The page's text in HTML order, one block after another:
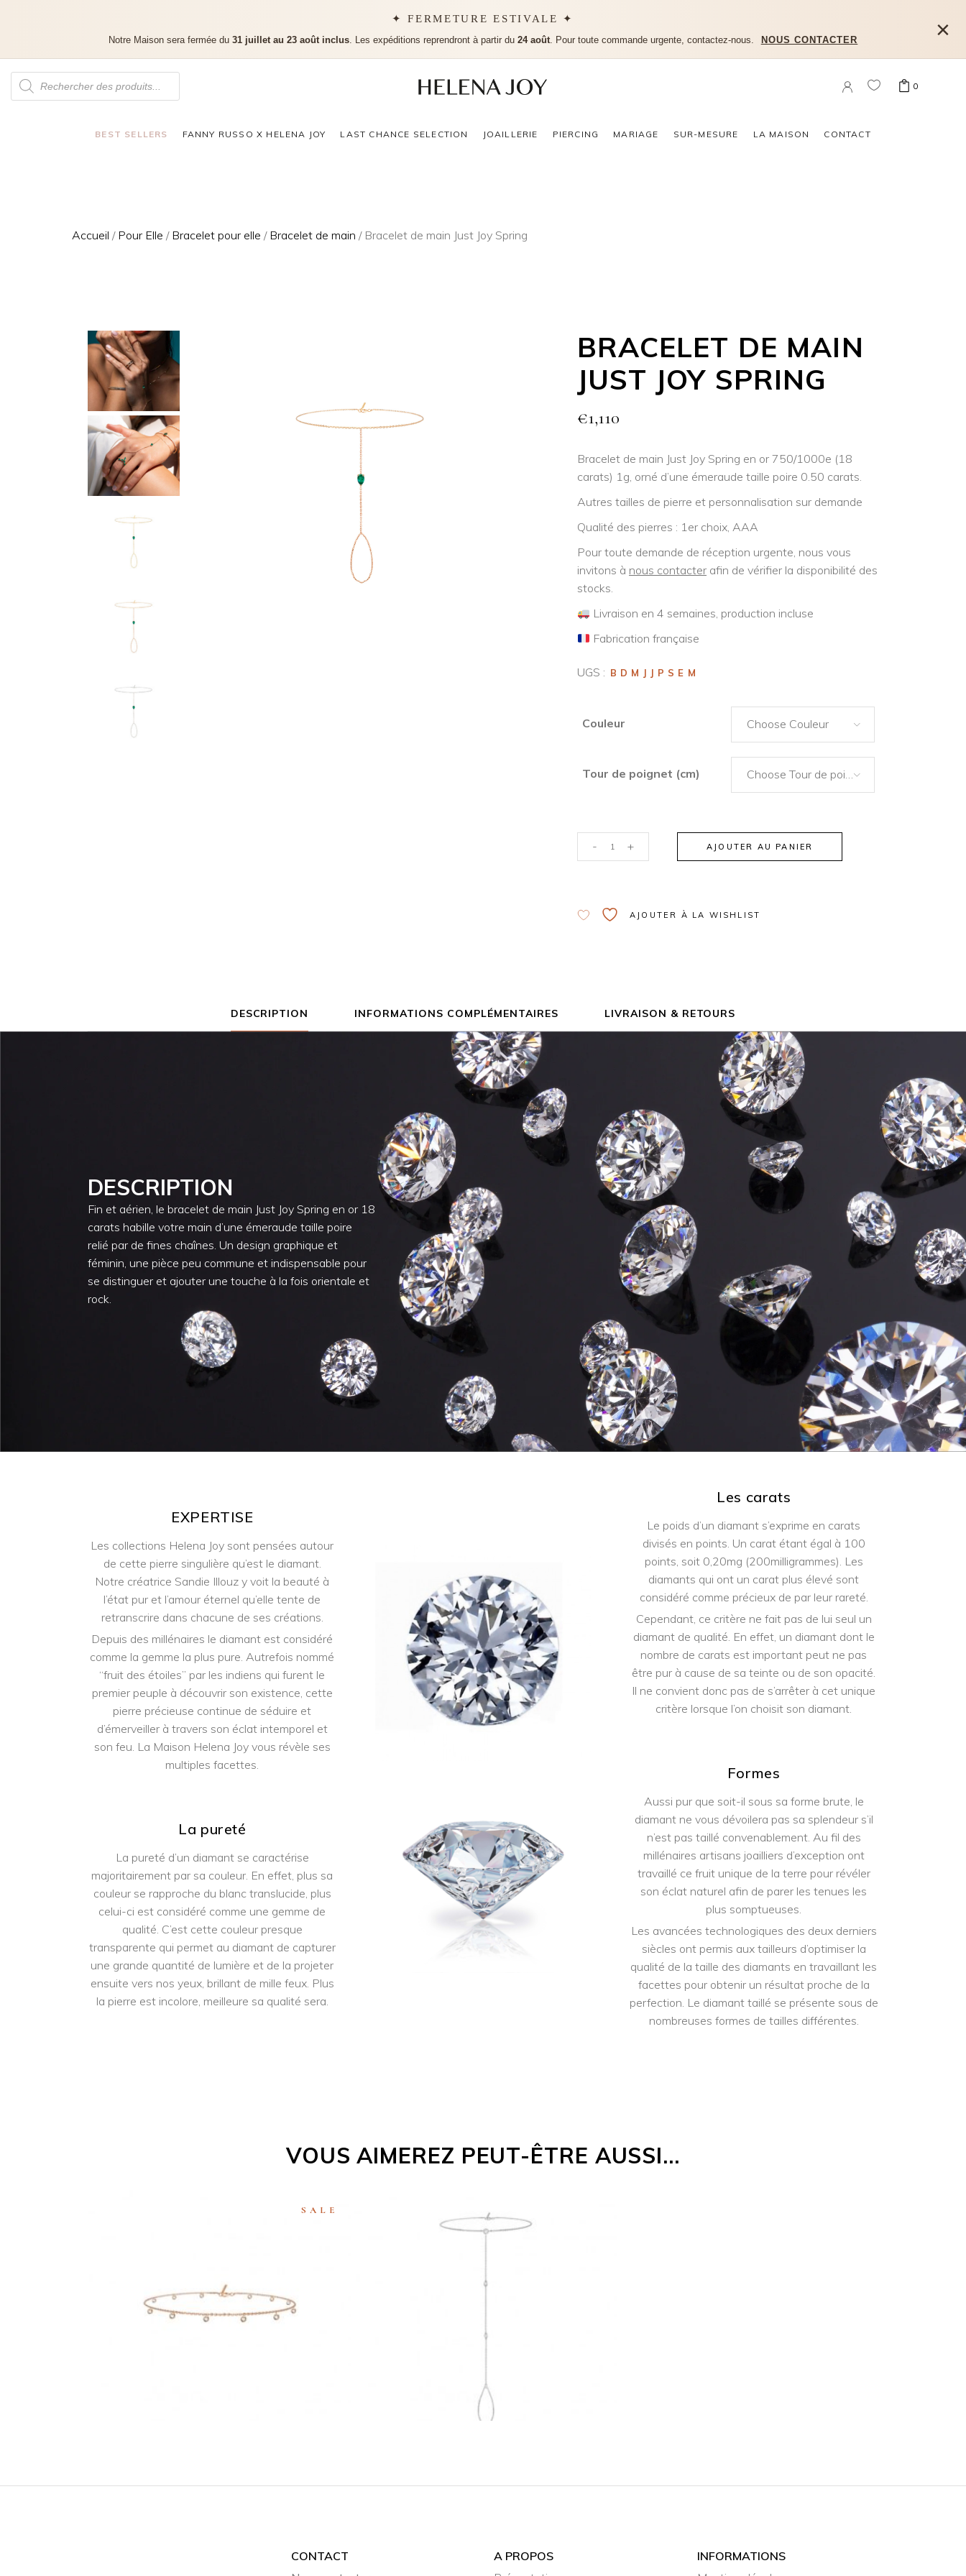
✦ FERMETURE ESTIVALE ✦
Notre Maison sera fermée du 31 juillet au 23 août inclus. Les expéditions reprendront à partir du 24 août. Pour toute commande urgente, contactez-nous. NOUS CONTACTER ×
0
BEST SELLERS FANNY RUSSO X HELENA JOY LAST CHANCE SELECTION JOAILLERIE PIERCING MARIAGE SUR-MESURE LA MAISON CONTACT
Accueil / Pour Elle / Bracelet pour elle / Bracelet de main / Bracelet de main Just Joy Spring
BRACELET DE MAIN
JUST JOY SPRING
€1,110
Bracelet de main Just Joy Spring en or 750/1000e (18
carats) 1g, orné d’une émeraude taille poire 0.50 carats.
Autres tailles de pierre et personnalisation sur demande
Qualité des pierres : 1er choix, AAA
Pour toute demande de réception urgente, nous vous
invitons à nous contacter afin de vérifier la disponibilité des
stocks.
Livraison en 4 semaines, production incluse
Fabrication française
UGS : BDMJJPSEM
Couleur Choose Couleur
Tour de poignet (cm) Choose Tour de poignet (cm)
- + AJOUTER AU PANIER
AJOUTER À LA WISHLIST
DESCRIPTION INFORMATIONS COMPLÉMENTAIRES LIVRAISON & RETOURS
DESCRIPTION
Fin et aérien, le bracelet de main Just Joy Spring en or 18
carats habille votre main d’une émeraude taille poire
relié par de fines chaînes. Un design graphique et
féminin, une pièce peu commune et indispensable pour
se distinguer et ajouter une touche à la fois orientale et
rock.
EXPERTISE
Les collections Helena Joy sont pensées autour
de cette pierre singulière qu’est le diamant.
Notre créatrice Sandie Illouz y voit la beauté à
l’état pur et l’amour éternel qu’elle tente de
retranscrire dans chacune de ses créations.
Depuis des millénaires le diamant est considéré
comme la gemme la plus pure. Autrefois nommé
“fruit des étoiles” par les indiens qui furent le
premier peuple à découvrir son existence, cette
pierre précieuse continue de séduire et
d’émerveiller à travers son éclat intemporel et
son feu. La Maison Helena Joy vous révèle ses
multiples facettes.
La pureté
La pureté d’un diamant se caractérise
majoritairement par sa couleur. En effet, plus sa
couleur se rapproche du blanc translucide, plus
celui-ci est considéré comme une gemme de
qualité. C’est cette couleur presque
transparente qui permet au diamant de capturer
une grande quantité de lumière et de la projeter
ensuite vers nos yeux, brillant de mille feux. Plus
la pierre est incolore, meilleure sa qualité sera.
Les carats
Le poids d’un diamant s’exprime en carats
divisés en points. Un carat étant égal à 100
points, soit 0,20mg (200milligrammes). Les
diamants qui ont un carat plus élevé sont
considéré comme précieux de par leur rareté.
Cependant, ce critère ne fait pas de lui seul un
diamant de qualité. En effet, un diamant dont le
nombre de carats est important peut ne pas
être pur à cause de sa teinte ou de son opacité.
Il ne convient donc pas de s’arrêter à cet unique
critère lorsque l’on choisit son diamant.
Formes
Aussi pur que soit-il sous sa forme brute, le
diamant ne vous dévoilera pas sa splendeur s’il
n’est pas taillé convenablement. Au fil des
millénaires artisans joailliers d’exception ont
travaillé ce fruit unique de la terre pour révéler
son éclat naturel afin de parer les tenues les
plus somptueuses.
Les avancées technologiques des deux derniers
siècles ont permis aux tailleurs d’optimiser la
qualité de la taille des diamants en travaillant les
facettes pour obtenir un résultat proche de la
perfection. Le diamant taillé se présente sous de
nombreuses formes de tailles différentes.
VOUS AIMEREZ PEUT-ÊTRE AUSSI…
SALE
ROSA
€ 1,300 € 890
TOSCANE CLASSIC
CONTACT
A PROPOS
INFORMATIONS